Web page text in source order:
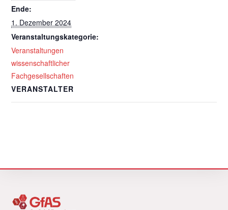
Ende:
1. Dezember 2024
Veranstaltungskategorie:
Veranstaltungen
wissenschaftlicher
Fachgesellschaften
VERANSTALTER